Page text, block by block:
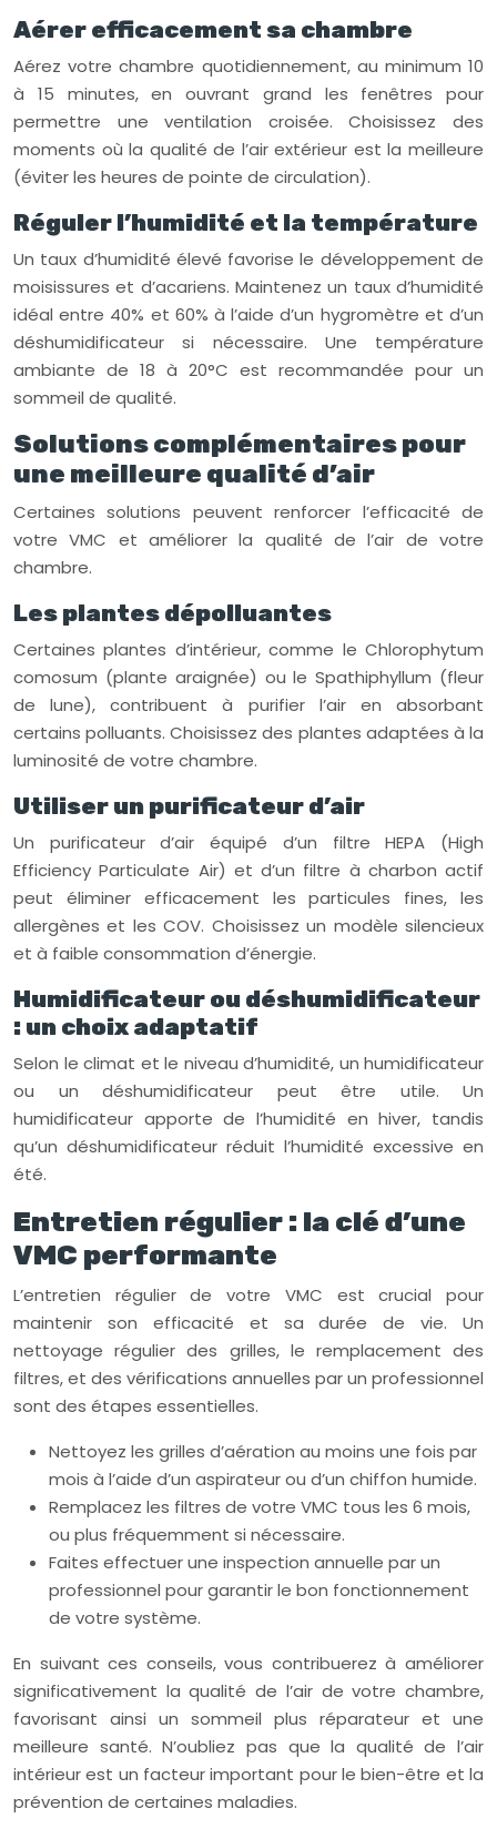
Aérer efficacement sa chambre
Aérez votre chambre quotidiennement, au minimum 10
à 15 minutes, en ouvrant grand les fenêtres pour
permettre une ventilation croisée. Choisissez des
moments où la qualité de l’air extérieur est la meilleure
(éviter les heures de pointe de circulation).
Réguler l’humidité et la température
Un taux d’humidité élevé favorise le développement de
moisissures et d’acariens. Maintenez un taux d’humidité
idéal entre 40% et 60% à l’aide d’un hygromètre et d’un
déshumidificateur si nécessaire. Une température
ambiante de 18 à 20°C est recommandée pour un
sommeil de qualité.
Solutions complémentaires pour
une meilleure qualité d’air
Certaines solutions peuvent renforcer l’efficacité de
votre VMC et améliorer la qualité de l’air de votre
chambre.
Les plantes dépolluantes
Certaines plantes d’intérieur, comme le Chlorophytum
comosum (plante araignée) ou le Spathiphyllum (fleur
de lune), contribuent à purifier l’air en absorbant
certains polluants. Choisissez des plantes adaptées à la
luminosité de votre chambre.
Utiliser un purificateur d’air
Un purificateur d’air équipé d’un filtre HEPA (High
Efficiency Particulate Air) et d’un filtre à charbon actif
peut éliminer efficacement les particules fines, les
allergènes et les COV. Choisissez un modèle silencieux
et à faible consommation d’énergie.
Humidificateur ou déshumidificateur
: un choix adaptatif
Selon le climat et le niveau d’humidité, un humidificateur
ou un déshumidificateur peut être utile. Un
humidificateur apporte de l’humidité en hiver, tandis
qu’un déshumidificateur réduit l’humidité excessive en
été.
Entretien régulier : la clé d’une
VMC performante
L’entretien régulier de votre VMC est crucial pour
maintenir son efficacité et sa durée de vie. Un
nettoyage régulier des grilles, le remplacement des
filtres, et des vérifications annuelles par un professionnel
sont des étapes essentielles.
Nettoyez les grilles d’aération au moins une fois par
mois à l’aide d’un aspirateur ou d’un chiffon humide.
Remplacez les filtres de votre VMC tous les 6 mois,
ou plus fréquemment si nécessaire.
Faites effectuer une inspection annuelle par un
professionnel pour garantir le bon fonctionnement
de votre système.
En suivant ces conseils, vous contribuerez à améliorer
significativement la qualité de l’air de votre chambre,
favorisant ainsi un sommeil plus réparateur et une
meilleure santé. N’oubliez pas que la qualité de l’air
intérieur est un facteur important pour le bien-être et la
prévention de certaines maladies.